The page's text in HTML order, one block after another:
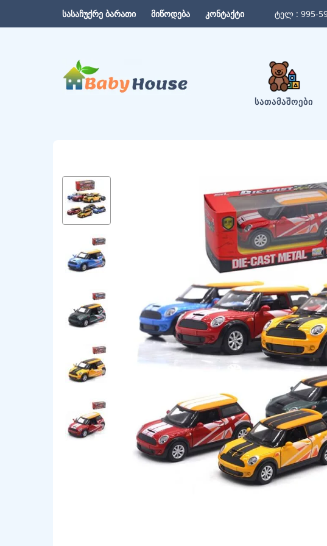
სასაჩუქრე ბარათი მიწოდება კონტაქტი ტელ : 995-
ᲡᲐᲗᲐᲛᲐᲨᲝᲔᲑᲘ